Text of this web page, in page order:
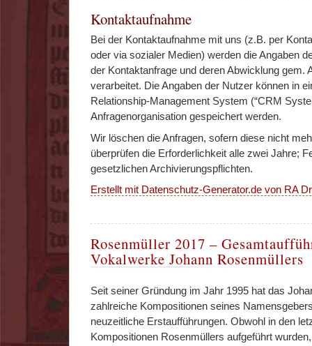
Kontaktaufnahme
Bei der Kontaktaufnahme mit uns (z.B. per
oder via sozialer Medien) werden die Angaben
der Kontaktanfrage und deren Abwicklung gem.
verarbeitet. Die Angaben der Nutzer können in
Relationship-Management System (“CRM
Anfragenorganisation gespeichert werden.
Wir löschen die Anfragen, sofern diese nicht
überprüfen die Erforderlichkeit alle zwei Jahre;
gesetzlichen Archivierungspflichten.
Erstellt mit Datenschutz-Generator.de von RA
Rosenmüller 2017 –
Vokalwerke Johann Rosenmüllers
Seit seiner Gründung im Jahr 1995 hat das
zahlreiche Kompositionen seines
neuzeitliche Erstaufführungen. Obwohl in den
Kompositionen Rosenmüllers aufgeführt